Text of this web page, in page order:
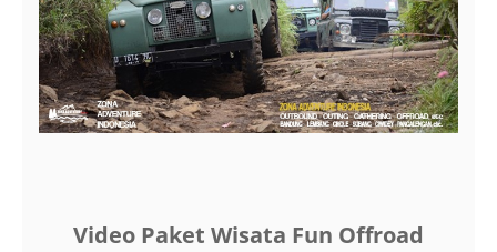
Video Paket Wisata Fun Offroad